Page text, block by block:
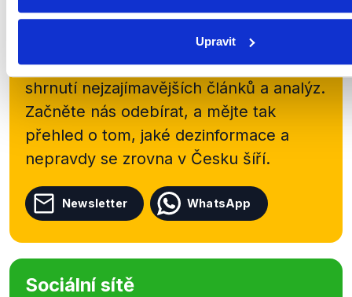
Upravit
Přihlaste se k odběru našeho
whatsappového
kanálu, kde pravidelně přinášíme
shrnutí nejzajímavějších článků a analýz.
Začněte nás odebírat, a mějte tak
přehled o tom, jaké dezinformace a
nepravdy se zrovna v Česku šíří.
Newsletter WhatsApp
Sociální sítě